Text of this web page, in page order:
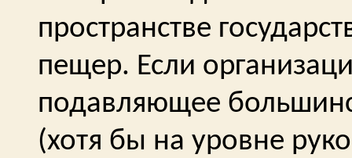
пространстве
пещер. Если
подавляющее
(хотя бы на уровне